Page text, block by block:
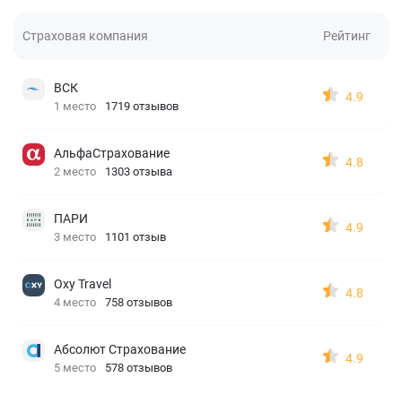
Страховая компания Рейтинг
ВСК
1 место 1719 отзывов
4.9
АльфаСтрахование
2 место 1303 отзыва
4.8
ПАРИ
3 место 1101 отзыв
4.9
Oxy Travel
4 место 758 отзывов
4.8
Абсолют Страхование
5 место 578 отзывов
4.9